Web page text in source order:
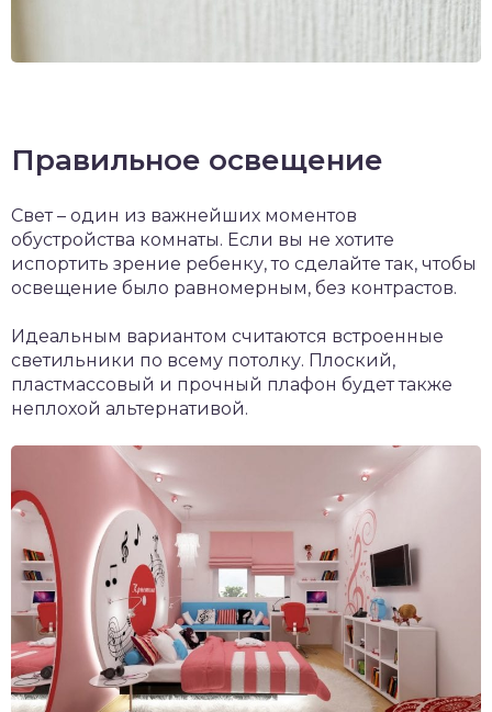
Правильное освещение
Свет – один из важнейших моментов
обустройства комнаты. Если вы не хотите
испортить зрение ребенку, то сделайте так, чтобы
освещение было равномерным, без контрастов.
Идеальным вариантом считаются встроенные
светильники по всему потолку. Плоский,
пластмассовый и прочный плафон будет также
неплохой альтернативой.